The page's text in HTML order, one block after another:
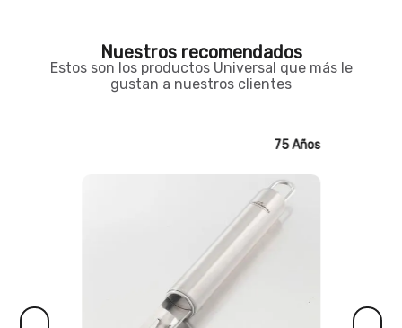
Nuestros recomendados
Estos son los productos Universal que más le
gustan a nuestros clientes
75 Años